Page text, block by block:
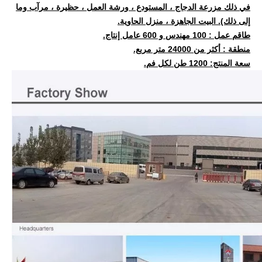
في ذلك مزرعة الدجاج ، المستودع ، ورشة العمل ، حظيرة ، مرآب وما
إلى ذلك). البيت الجاهزة ، منزل الحاوية.
طاقم عمل : 100 مهندس و 600 عامل إنتاج.
منطقة : أكثر من 24000 متر مربع.
سعة المنتج: 1200 طن لكل فم.